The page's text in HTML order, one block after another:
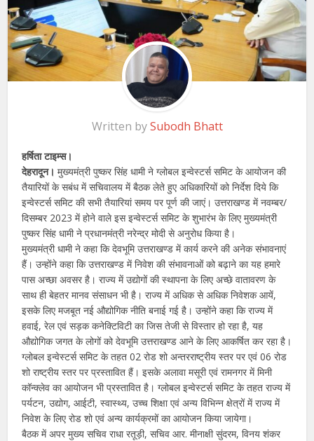
Written bySubodh Bhatt
हर्षिता टाइम्स।
देहरादून। मुख्यमंत्री पुष्कर सिंह धामी ने ग्लोबल इन्वेस्टर्स समिट के आयोजन की
तैयारियों के सबंध में सचिवालय में बैठक लेते हुए अधिकारियों को निर्देश दिये कि
इन्वेस्टर्स समिट की सभी तैयारियां समय पर पूर्ण की जाएं। उत्तराखण्ड में नवम्बर/
दिसम्बर 2023 में होने वाले इस इन्वेस्टर्स समिट के शुभारंभ के लिए मुख्यमंत्री
पुष्कर सिंह धामी ने प्रधानमंत्री नरेन्द्र मोदी से अनुरोध किया है।
मुख्यमंत्री धामी ने कहा कि देवभूमि उत्तराखण्ड में कार्य करने की अनेक संभावनाएं
हैं। उन्होंने कहा कि उत्तराखण्ड में निवेश की संभावनाओं को बढ़ाने का यह हमारे
पास अच्छा अवसर है। राज्य में उद्योगों की स्थापना के लिए अच्छे वातावरण के
साथ ही बेहतर मानव संसाधन भी है। राज्य में अधिक से अधिक निवेशक आयें,
इसके लिए मजबूत नई औद्योगिक नीति बनाई गई है। उन्होंने कहा कि राज्य में
हवाई, रेल एवं सड़क कनेक्टिविटी का जिस तेजी से विस्तार हो रहा है, यह
औद्योगिक जगत के लोगों को देवभूमि उत्तराखण्ड आने के लिए आकर्षित कर रहा है।
ग्लोबल इन्वेस्टर्स समिट के तहत 02 रोड शो अन्तरराष्ट्रीय स्तर पर एवं 06 रोड
शो राष्ट्रीय स्तर पर प्रस्तावित हैं। इसके अलावा मसूरी एवं रामनगर में मिनी
कॉन्क्लेव का आयोजन भी प्रस्तावित है। ग्लोबल इन्वेस्टर्स समिट के तहत राज्य में
पर्यटन, उद्योग, आईटी, स्वास्थ्य, उच्च शिक्षा एवं अन्य विभिन्न क्षेत्रों में राज्य में
निवेश के लिए रोड शो एवं अन्य कार्यक्रमों का आयोजन किया जायेगा।
बैठक में अपर मुख्य सचिव राधा रतूड़ी, सचिव आर. मीनाक्षी सुंदरम, विनय शंकर